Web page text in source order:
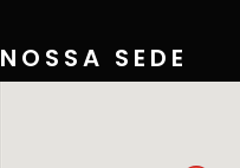
NOSSA SEDE